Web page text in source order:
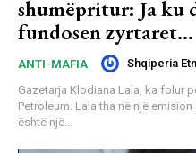
shumëpritur: Ja ku
fundosen zyrtaret…
ANTI-MAFIA Shqiperia
Gazetarja Klodiana Lala, ka folur
Petroleum. Lala tha në një emision se çelësi i zbardhjes së aferës,
është një...